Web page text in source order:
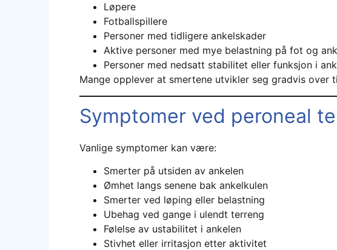
Løpere
Fotballspillere
Personer med tidligere ankelskader
Aktive personer med mye belastning på fot og
Personer med nedsatt stabilitet eller funksjon i
Mange opplever at smertene utvikler seg gradvis over
Symptomer ved peroneal
Vanlige symptomer kan være:
Smerter på utsiden av ankelen
Ømhet langs senene bak ankelkulen
Smerter ved løping eller belastning
Ubehag ved gange i ulendt terreng
Følelse av ustabilitet i ankelen
Stivhet eller irritasjon etter aktivitet